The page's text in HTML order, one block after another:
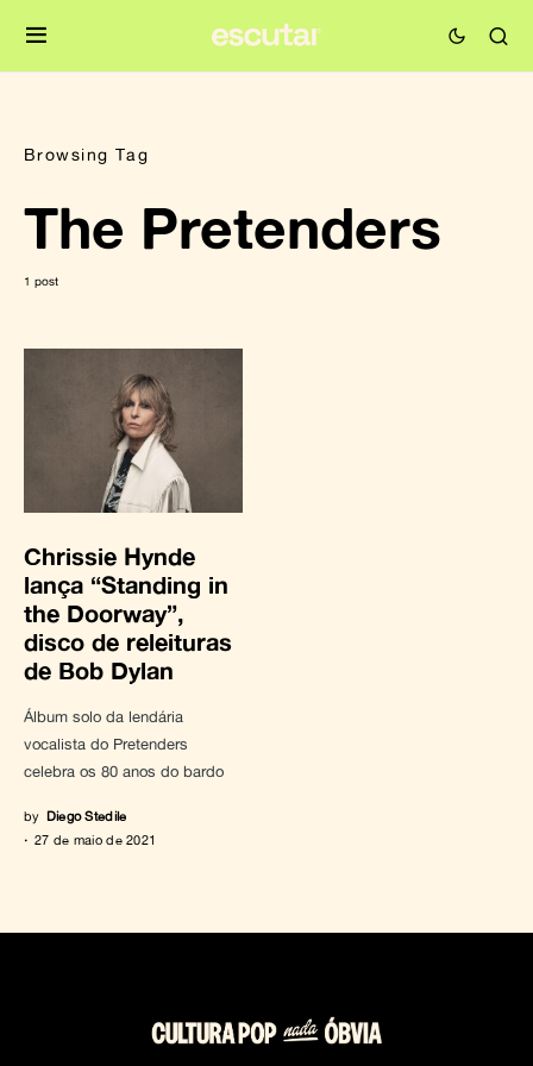
Browsing Tag
The Pretenders
1 post
Chrissie Hynde
lança “Standing in
the Doorway”,
disco de releituras
de Bob Dylan
Álbum solo da lendária
vocalista do Pretenders
celebra os 80 anos do bardo
by Diego Stedile
27 de maio de 2021